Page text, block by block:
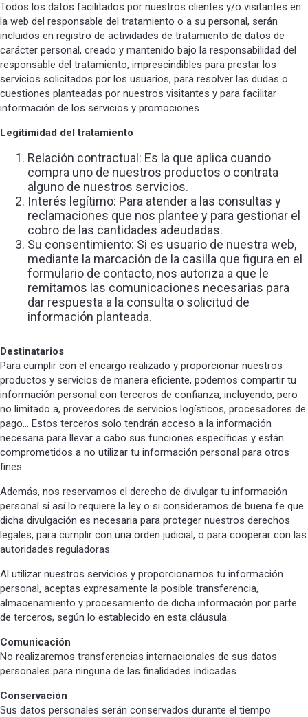
Todos los datos facilitados por nuestros clientes y/o visitantes en
la web del responsable del tratamiento o a su personal, serán
incluidos en registro de actividades de tratamiento de datos de
carácter personal, creado y mantenido bajo la responsabilidad del
responsable del tratamiento, imprescindibles para prestar los
servicios solicitados por los usuarios, para resolver las dudas o
cuestiones planteadas por nuestros visitantes y para facilitar
información de los servicios y promociones.
Legitimidad del tratamiento
Relación contractual: Es la que aplica cuando
compra uno de nuestros productos o contrata
alguno de nuestros servicios.
Interés legítimo: Para atender a las consultas y
reclamaciones que nos plantee y para gestionar el
cobro de las cantidades adeudadas.
Su consentimiento: Si es usuario de nuestra web,
mediante la marcación de la casilla que figura en el
formulario de contacto, nos autoriza a que le
remitamos las comunicaciones necesarias para
dar respuesta a la consulta o solicitud de
información planteada.
Destinatarios
Para cumplir con el encargo realizado y proporcionar nuestros
productos y servicios de manera eficiente, podemos compartir tu
información personal con terceros de confianza, incluyendo, pero
no limitado a, proveedores de servicios logísticos, procesadores de
pago… Estos terceros solo tendrán acceso a la información
necesaria para llevar a cabo sus funciones específicas y están
comprometidos a no utilizar tu información personal para otros
fines.
Además, nos reservamos el derecho de divulgar tu información
personal si así lo requiere la ley o si consideramos de buena fe que
dicha divulgación es necesaria para proteger nuestros derechos
legales, para cumplir con una orden judicial, o para cooperar con las
autoridades reguladoras.
Al utilizar nuestros servicios y proporcionarnos tu información
personal, aceptas expresamente la posible transferencia,
almacenamiento y procesamiento de dicha información por parte
de terceros, según lo establecido en esta cláusula.
Comunicación
No realizaremos transferencias internacionales de sus datos
personales para ninguna de las finalidades indicadas.
Conservación
Sus datos personales serán conservados durante el tiempo